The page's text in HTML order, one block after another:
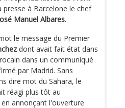
presse à Barcelone le chef
Manuel Albares.
le message du Premier
dont avait fait état dans
dans un communiqué
par Madrid. Sans
dire mot du Sahara, le
réagi plus tôt au
annonçant l'ouverture